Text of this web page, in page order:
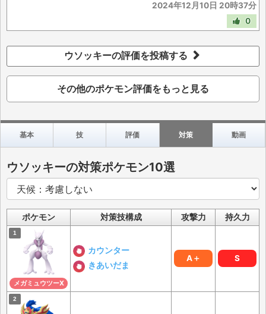
2024年12月10日 20時37分
0
ウソッキーの評価を投稿する
その他のポケモン評価をもっと見る
基本 技 評価 対策 動画
ウソッキーの対策ポケモン10選
ポケモン 対策技構成 攻撃力 持久力
メガミュウツーX
カウンター
きあいだま
A＋ S